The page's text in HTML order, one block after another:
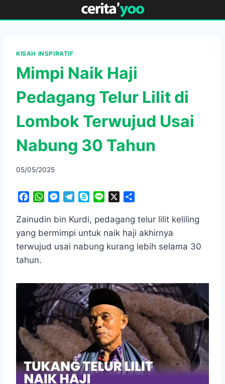
to
KISAH INSPIRATIF
Mimpi Naik Haji
Pedagang Telur Lilit di
Lombok Terwujud Usai
Nabung 30 Tahun
05/05/2025
c
e
b
o
o
W
a
t
A
M
s
s
n
r
l
e
r
y
p
n
e
a
r
e
Zainudin bin Kurdi, pedagang telur lilit keliling
yang bermimpi untuk naik haji akhirnya
terwujud usai nabung kurang lebih selama 30
tahun.